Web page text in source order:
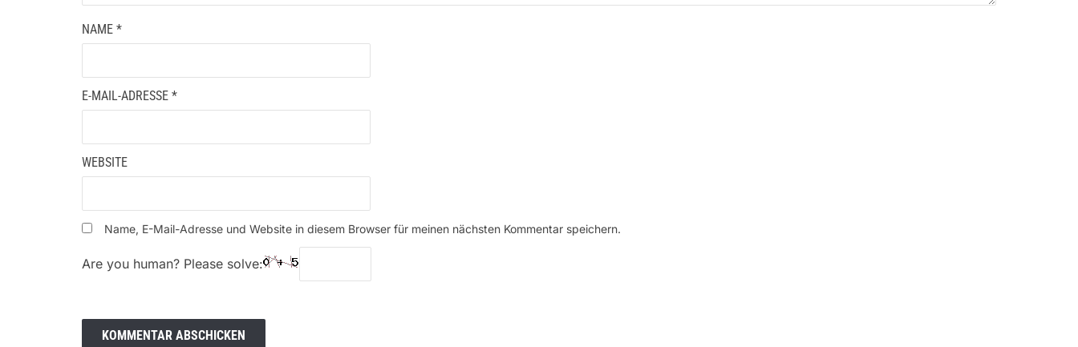
NAME *
E-MAIL-ADRESSE *
WEBSITE
Name, E-Mail-Adresse und Website in diesem Browser für meinen nächsten Kommentar speichern.
Are you human? Please solve: